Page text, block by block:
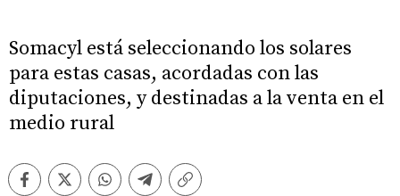
Somacyl está seleccionando los solares
para estas casas, acordadas con las
diputaciones, y destinadas a la venta en el
medio rural
FacebookTwitterWhatsappTelegramCopiar